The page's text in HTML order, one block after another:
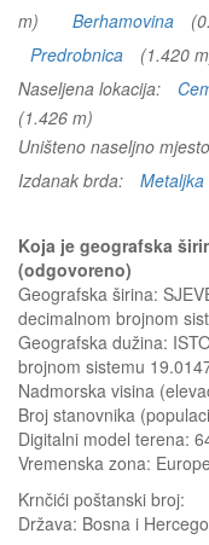
m)
Berhamovina
Predrobnica
(1.420
Naseljena lokacija:
(1.426 m)
Uništeno naseljno
Izdanak brda:
Metaljka
Koja je geografska
(odgovoreno)
Geografska širina:
decimalnom brojnom
Geografska dužina:
brojnom sistemu
Nadmorska visina
Broj stanovnika
Digitalni model terena:
Vremenska zona:
Krnčići poštanski broj:
Država: Bosna i